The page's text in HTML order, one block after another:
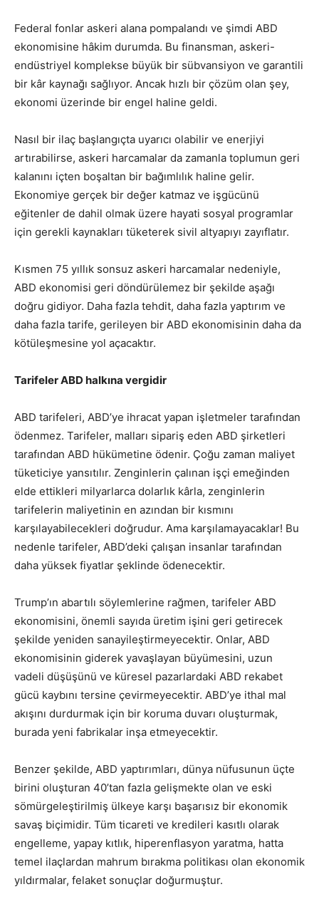
Federal fonlar askeri alana pompalandı ve şimdi ABD
ekonomisine hâkim durumda. Bu finansman, askeri-
endüstriyel komplekse büyük bir sübvansiyon ve garantili
bir kâr kaynağı sağlıyor. Ancak hızlı bir çözüm olan şey,
ekonomi üzerinde bir engel haline geldi.
Nasıl bir ilaç başlangıçta uyarıcı olabilir ve enerjiyi
artırabilirse, askeri harcamalar da zamanla toplumun geri
kalanını içten boşaltan bir bağımlılık haline gelir.
Ekonomiye gerçek bir değer katmaz ve işgücünü
eğitenler de dahil olmak üzere hayati sosyal programlar
için gerekli kaynakları tüketerek sivil altyapıyı zayıflatır.
Kısmen 75 yıllık sonsuz askeri harcamalar nedeniyle,
ABD ekonomisi geri döndürülemez bir şekilde aşağı
doğru gidiyor. Daha fazla tehdit, daha fazla yaptırım ve
daha fazla tarife, gerileyen bir ABD ekonomisinin daha da
kötüleşmesine yol açacaktır.
Tarifeler ABD halkına vergidir
ABD tarifeleri, ABD’ye ihracat yapan işletmeler tarafından
ödenmez. Tarifeler, malları sipariş eden ABD şirketleri
tarafından ABD hükümetine ödenir. Çoğu zaman maliyet
tüketiciye yansıtılır. Zenginlerin çalınan işçi emeğinden
elde ettikleri milyarlarca dolarlık kârla, zenginlerin
tarifelerin maliyetinin en azından bir kısmını
karşılayabilecekleri doğrudur. Ama karşılamayacaklar! Bu
nedenle tarifeler, ABD’deki çalışan insanlar tarafından
daha yüksek fiyatlar şeklinde ödenecektir.
Trump’ın abartılı söylemlerine rağmen, tarifeler ABD
ekonomisini, önemli sayıda üretim işini geri getirecek
şekilde yeniden sanayileştirmeyecektir. Onlar, ABD
ekonomisinin giderek yavaşlayan büyümesini, uzun
vadeli düşüşünü ve küresel pazarlardaki ABD rekabet
gücü kaybını tersine çevirmeyecektir. ABD’ye ithal mal
akışını durdurmak için bir koruma duvarı oluşturmak,
burada yeni fabrikalar inşa etmeyecektir.
Benzer şekilde, ABD yaptırımları, dünya nüfusunun üçte
birini oluşturan 40’tan fazla gelişmekte olan ve eski
sömürgeleştirilmiş ülkeye karşı başarısız bir ekonomik
savaş biçimidir. Tüm ticareti ve kredileri kasıtlı olarak
engelleme, yapay kıtlık, hiperenflasyon yaratma, hatta
temel ilaçlardan mahrum bırakma politikası olan ekonomik
yıldırmalar, felaket sonuçlar doğurmuştur.